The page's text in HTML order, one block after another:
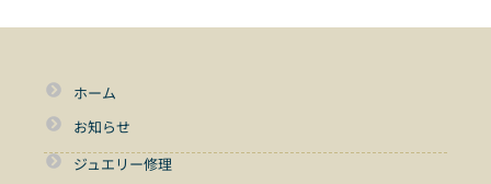
ホーム
お知らせ
ジュエリー修理